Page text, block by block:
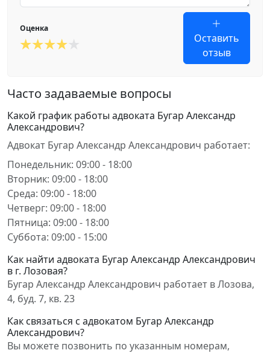
Оценка
Оставить
отзыв
Часто задаваемые вопросы
Какой график работы адвоката Бугар Александр
Александрович?
Адвокат Бугар Александр Александрович работает:
Понедельник: 09:00 - 18:00
Вторник: 09:00 - 18:00
Среда: 09:00 - 18:00
Четверг: 09:00 - 18:00
Пятница: 09:00 - 18:00
Суббота: 09:00 - 15:00
Как найти адвоката Бугар Александр Александрович
в г. Лозовая?
Бугар Александр Александрович работает в Лозова,
4, буд. 7, кв. 23
Как связаться с адвокатом Бугар Александр
Александрович?
Вы можете позвонить по указанным номерам,